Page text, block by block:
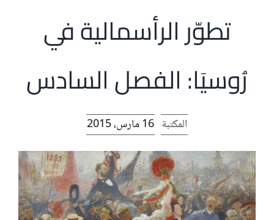
افتتاحية موقع المناضل-ة
روابط
تطوّر الرأسمالية في
رُوسيَا: الفصل السادس
المكتبة 16 مارس، 2015